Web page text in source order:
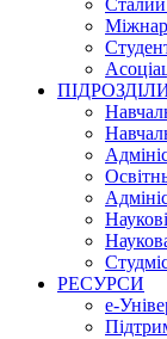
РЕСУРСИ
е-